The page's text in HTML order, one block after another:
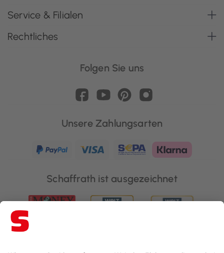
Service & Filialen
Rechtliches
Folgen Sie uns
Unsere Zahlungsarten
Schaffrath ist ausgezeichnet